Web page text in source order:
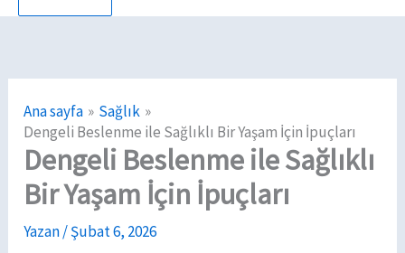
Ana sayfa
Sağlık
Dengeli Beslenme ile Sağlıklı Bir Yaşam İçin İpuçları
Dengeli Beslenme ile Sağlıklı
Bir Yaşam İçin İpuçları
Yazan/Şubat 6, 2026